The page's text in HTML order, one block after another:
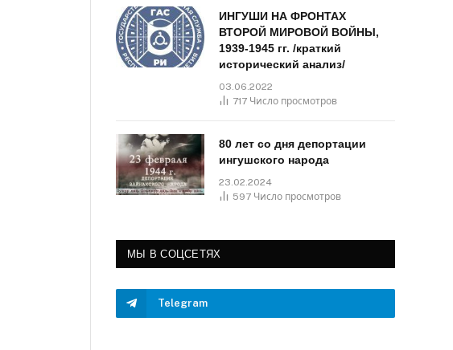
ИНГУШИ НА ФРОНТАХ
ВТОРОЙ МИРОВОЙ ВОЙНЫ,
1939-1945 гг. /краткий
исторический анализ/
03.06.2022
717 Число просмотров
80 лет со дня депортации
ингушского народа
23.02.2024
597 Число просмотров
МЫ В СОЦСЕТЯХ
Telegram